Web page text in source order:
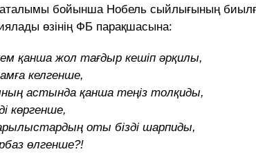
бойынша Нобель сыйлығының
өзінің ФБ парақшасына:
қанша жол тағдыр кешіп əрқилы,
келгенше,
астында қанша теңіз толқиды,
көргенше,
оты бізді шарпиды,
өлгенше?!